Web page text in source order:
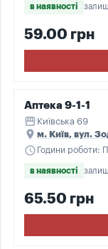
в наявності
59.00 грн
Аптека 9-1-1
storefront Київська 69
place м. Київ, вул.
schedule Години роботи:
в наявності
65.50 грн